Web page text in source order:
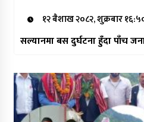
१२ बैशाख २०८२, शुक्रबार
सल्यानमा बस दुर्घटना हुँदा पाँच